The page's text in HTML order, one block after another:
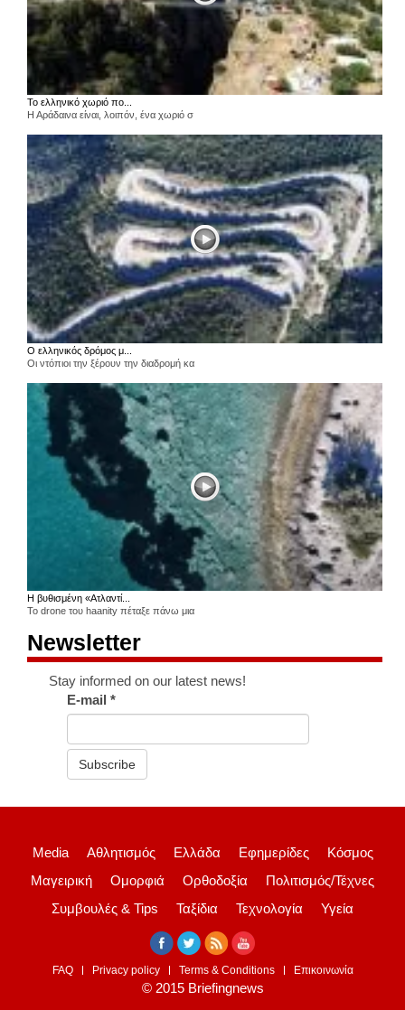
Το ελληνικό χωριό πο...
Η Αράδαινα είναι, λοιπόν, ένα χωριό σ
Ο ελληνικός δρόμος μ...
Οι ντόπιοι την ξέρουν την διαδρομή κα
Η βυθισμένη «Ατλαντί...
Το drone του haanity πέταξε πάνω μια
Newsletter
Stay informed on our latest news!
E-mail*
Subscribe
Media Αθλητισμός Ελλάδα Εφημερίδες
Κόσμος
Μαγειρική
Ομορφιά Ορθοδοξία
Πολιτισμός/Τέχνες
Συμβουλές & Tips
Ταξίδια Τεχνολογία Υγεία
FAQ Privacy policy Terms & Conditions Επικοινωνία
© 2015 Briefingnews